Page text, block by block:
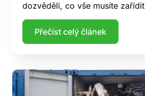
dozvěděli, co vše musíte
Přečíst celý článek